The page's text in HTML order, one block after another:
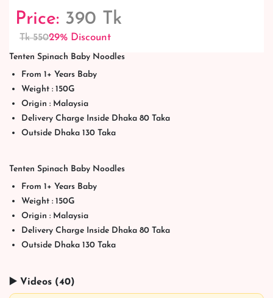
Price: 390 Tk
Tk 55029% Discount
Tenten Spinach Baby Noodles
From 1+ Years Baby
Weight : 150G
Origin : Malaysia
Delivery Charge Inside Dhaka 80 Taka
Outside Dhaka 130 Taka
Tenten Spinach Baby Noodles
From 1+ Years Baby
Weight : 150G
Origin : Malaysia
Delivery Charge Inside Dhaka 80 Taka
Outside Dhaka 130 Taka
▶️ Videos (40)